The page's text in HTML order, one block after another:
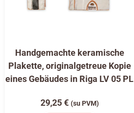
Handgemachte keramische
Plakette, originalgetreue Kopie
eines Gebäudes in Riga LV 05 PL
29,25€ (su PVM)